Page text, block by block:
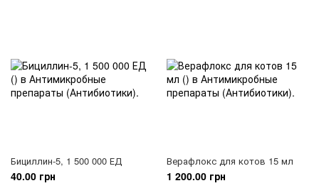
Бициллин-5, 1 500 000 ЕД
40.00 грн
Верафлокс для котов 15 мл
1 200.00 грн